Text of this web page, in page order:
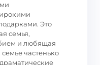
Это
семья,
и любящая
частенько